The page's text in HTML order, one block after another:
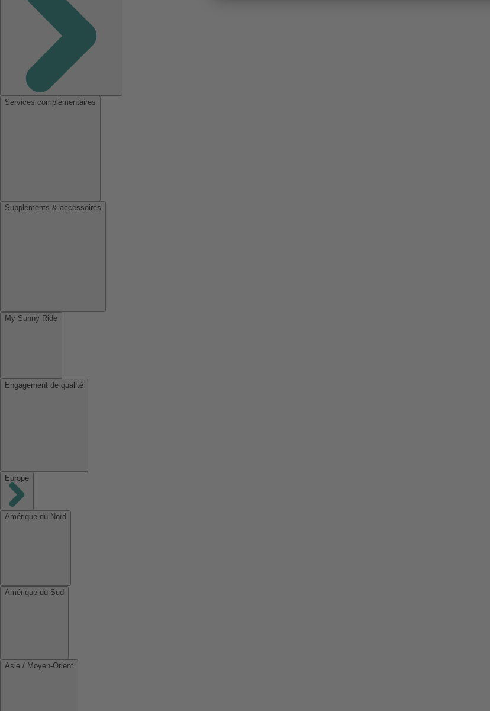
Services complémentaires
Suppléments & accessoires
My Sunny Ride
Engagement de qualité
Europe
Amérique du Nord
Amérique du Sud
Asie / Moyen-Orient